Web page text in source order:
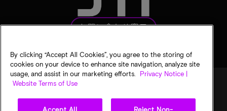
お問い合わせ窓口
マイクロンのプライバシー通知 販売条件
By clicking “Accept All Cookies”, you agree to the storing of
cookies on your device to enhance site navigation, analyze site
usage, and assist in our marketing efforts.
Privacy Notice |
Website Terms of Use